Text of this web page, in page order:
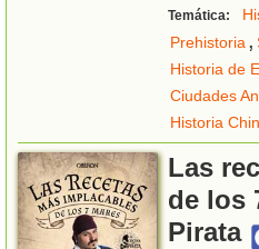
Temática:
Prehistoria,
Historia de
Ciudades
Historia
Las
de los
Pirata